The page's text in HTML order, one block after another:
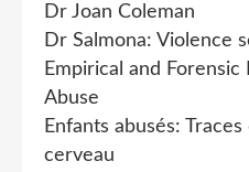
Dr Joan Coleman
Dr Salmona: Violence
Empirical and Forensic
Abuse
Enfants abusés:
cerveau